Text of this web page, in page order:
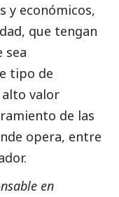
y económicos,
que tengan
sea
tipo de
alto valor
de las
opera, entre
en